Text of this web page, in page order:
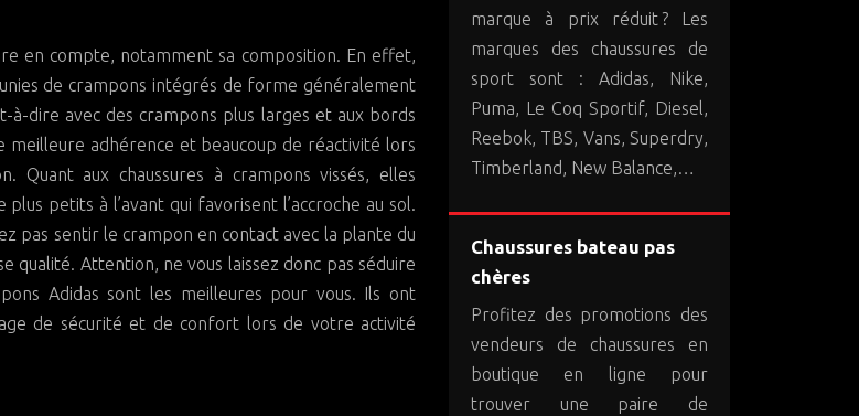
en compte, notamment sa composition. En effet,
de crampons intégrés de forme généralement
à-dire avec des crampons plus larges et aux bords
meilleure adhérence et beaucoup de réactivité lors
Quant aux chaussures à crampons vissés, elles
petits à l’avant qui favorisent l’accroche au sol.
pas sentir le crampon en contact avec la plante du
qualité. Attention, ne vous laissez donc pas séduire
Adidas sont les meilleures pour vous. Ils ont
de sécurité et de confort lors de votre activité
marque à prix réduit ? Les
marques des chaussures de
sport sont : Adidas, Nike,
Puma, Le Coq Sportif, Diesel,
Reebok, TBS, Vans, Superdry,
Timberland, New Balance,…
Chaussures bateau pas
chères
Profitez des promotions des
vendeurs de chaussures en
boutique en ligne pour
trouver une paire de